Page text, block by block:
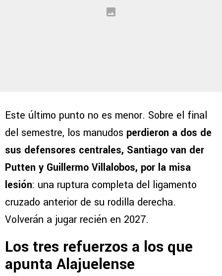
Este último punto no es menor. Sobre el final
del semestre, los manudos perdieron a dos de
sus defensores centrales, Santiago van der
Putten y Guillermo Villalobos, por la misa
lesión: una ruptura completa del ligamento
cruzado anterior de su rodilla derecha.
Volverán a jugar recién en 2027.
Los tres refuerzos a los que
apunta Alajuelense